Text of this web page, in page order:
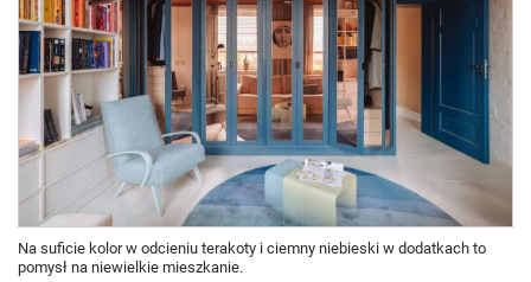
Na suficie kolor w odcieniu terakoty i ciemny niebieski w dodatkach to
pomysł na niewielkie mieszkanie.